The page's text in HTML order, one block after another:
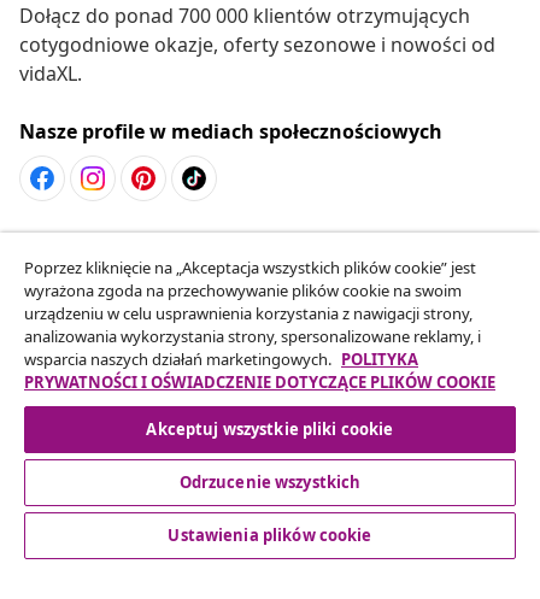
Dołącz do ponad 700 000 klientów otrzymujących
cotygodniowe okazje, oferty sezonowe i nowości od
vidaXL.
Nasze profile w mediach społecznościowych
Złóż wniosek o odstąpienie od umowy dotyczącej
Twojego zamówienia.
Odstąpienie od umowy
Obsługa Klienta
Poprzez kliknięcie na „Akceptacja wszystkich plików cookie” jest
wyrażona zgoda na przechowywanie plików cookie na swoim
urządzeniu w celu usprawnienia korzystania z nawigacji strony,
analizowania wykorzystania strony, spersonalizowane reklamy, i
wsparcia naszych działań marketingowych. POLITYKA
PRYWATNOŚCI I OŚWIADCZENIE DOTYCZĄCE PLIKÓW COOKIE
Akceptuj wszystkie pliki cookie
Odrzucenie wszystkich
Ustawienia plików cookie